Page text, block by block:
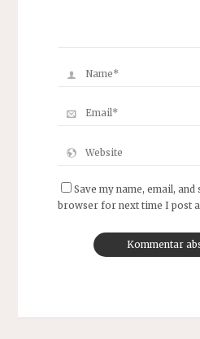
Save my name, email, and
browser for next time I post